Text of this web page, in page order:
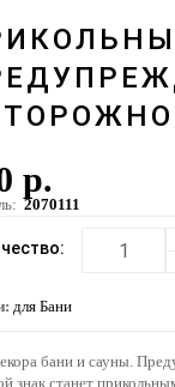
р.
2070111
для Бани
бани и сауны.
знак станет